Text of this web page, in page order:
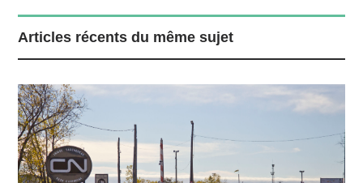
Articles récents du même sujet